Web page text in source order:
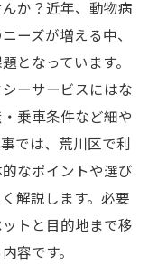
か？近年、動物病
ーズが増える中、
となっています。
ーサービスにはな
乗車条件など細や
では、荒川区で利
なポイントや選び
解説します。必要
トと目的地まで移
容です。